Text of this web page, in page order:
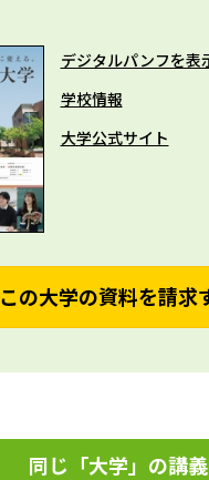
デジタルパンフを表
学校情報
大学公式サイト
この大学の資料を請求
同じ「大学」の講義